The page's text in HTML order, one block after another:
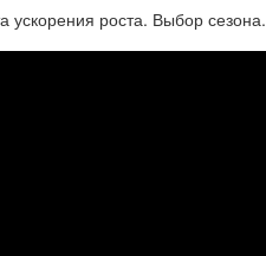
ускорения роста. Выбор сезона.